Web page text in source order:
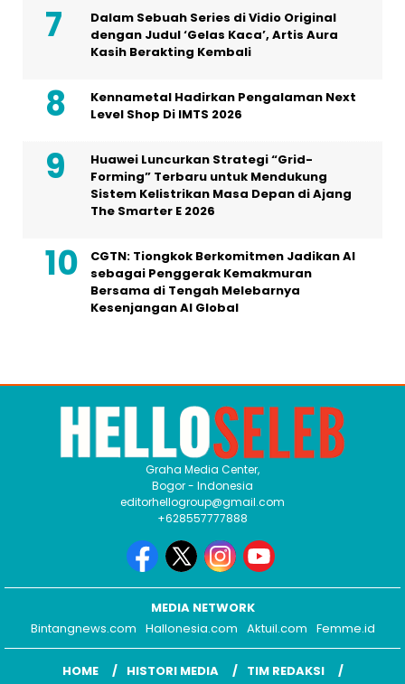
Dalam Sebuah Series di Vidio Original
dengan Judul ‘Gelas Kaca’, Artis Aura
Kasih Berakting Kembali
Kennametal Hadirkan Pengalaman Next
Level Shop Di IMTS 2026
Huawei Luncurkan Strategi “Grid-
Forming” Terbaru untuk Mendukung
Sistem Kelistrikan Masa Depan di Ajang
The Smarter E 2026
CGTN: Tiongkok Berkomitmen Jadikan AI
sebagai Penggerak Kemakmuran
Bersama di Tengah Melebarnya
Kesenjangan AI Global
Graha Media Center,
Bogor - Indonesia
editorhellogroup@gmail.com
+628557777888
MEDIA NETWORK
Bintangnews.com Hallonesia.com Aktuil.com Femme.id
HOME HISTORI MEDIA
TIM REDAKSI